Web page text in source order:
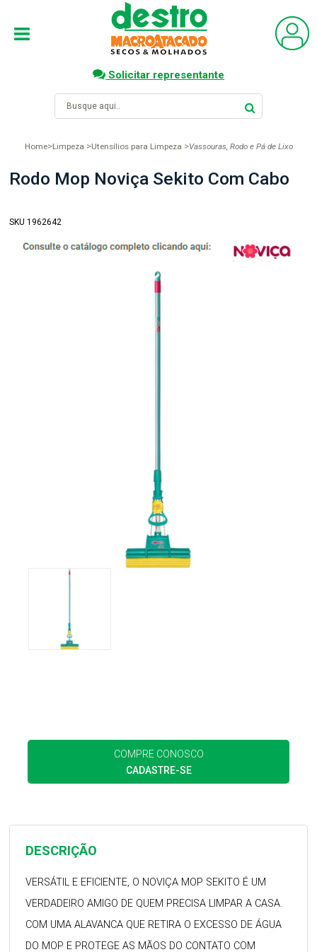
Solicitar representante
Home Limpeza Utensílios para Limpeza Vassouras, Rodo e Pá de Lixo
Rodo Mop Noviça Sekito Com Cabo
SKU 1962642
COMPRE CONOSCO
CADASTRE-SE
DESCRIÇÃO
VERSÁTIL E EFICIENTE, O NOVIÇA MOP SEKITO É UM
VERDADEIRO AMIGO DE QUEM PRECISA LIMPAR A CASA.
COM UMA ALAVANCA QUE RETIRA O EXCESSO DE ÁGUA
DO MOP E PROTEGE AS MÃOS DO CONTATO COM